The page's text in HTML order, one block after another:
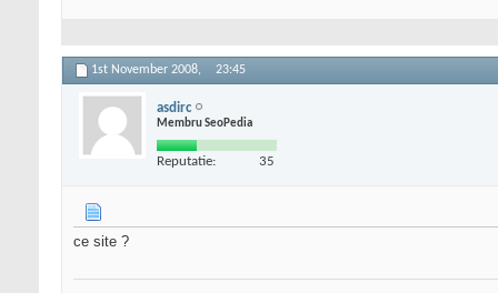
1st November 2008, 23:45
asdirc
Membru SeoPedia
Reputatie: 35
ce site ?